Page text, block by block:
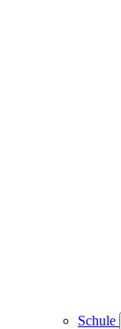
Schule